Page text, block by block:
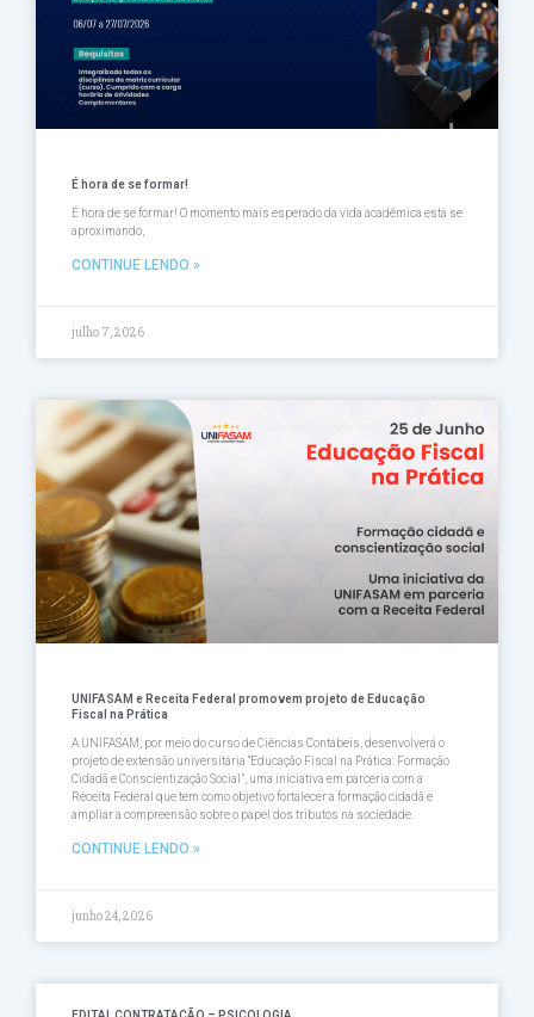
É hora de se formar!
É hora de se formar! O momento mais esperado da vida acadêmica está se
aproximando,
CONTINUE LENDO »
julho 7, 2026
UNIFASAM e Receita Federal promovem projeto de Educação
Fiscal na Prática
A UNIFASAM, por meio do curso de Ciências Contábeis, desenvolverá o
projeto de extensão universitária “Educação Fiscal na Prática: Formação
Cidadã e Conscientização Social”, uma iniciativa em parceria com a
Receita Federal que tem como objetivo fortalecer a formação cidadã e
ampliar a compreensão sobre o papel dos tributos na sociedade.
CONTINUE LENDO »
junho 24, 2026